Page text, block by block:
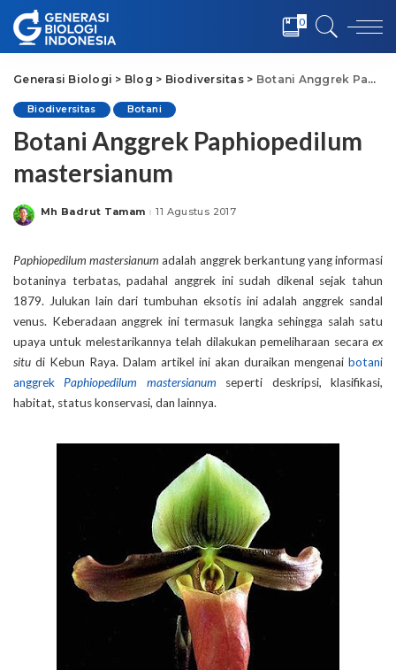
0
Generasi Biologi > Blog > Biodiversitas> Botani Anggrek Paphiopedilum mastersianum
Biodiversitas Botani
Botani Anggrek Paphiopedilum
mastersianum
Posted
Mh Badrut Tamam 11 Agustus 2017
Paphiopedilum mastersianum adalah anggrek berkantung yang informasi
botaninya terbatas, padahal anggrek ini sudah dikenal sejak tahun
1879. Julukan lain dari tumbuhan eksotis ini adalah anggrek sandal
venus. Keberadaan anggrek ini termasuk langka sehingga salah satu
upaya untuk melestarikannya telah dilakukan pemeliharaan secara ex
situ di Kebun Raya. Dalam artikel ini akan duraikan mengenai botani
anggrekPaphiopedilum mastersianum
seperti deskripsi, klasifikasi,
habitat, status konservasi, dan lainnya.